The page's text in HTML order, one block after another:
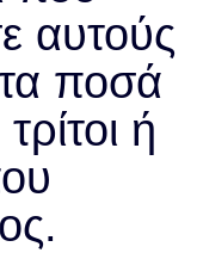
αυτούς
τα ποσά
ή